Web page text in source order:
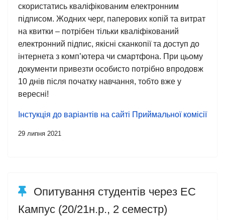
скористатись кваліфікованим електронним
підписом. Жодних черг, паперових копій та витрат
на квитки – потрібен тільки кваліфікований
електронний підпис, якісні сканкопії та доступ до
інтернета з комп’ютера чи смартфона. При цьому
документи привезти особисто потрібно впродовж
10 днів після початку навчання, тобто вже у
вересні!
Інстукція до варіантів на сайті Приймальної комісії
29 липня 2021
Опитування студентів через ЕС
Кампус (20/21н.р., 2 семестр)